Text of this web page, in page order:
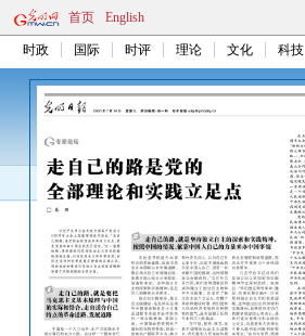
首页 English
时政 国际 时评 理论 文化 科技